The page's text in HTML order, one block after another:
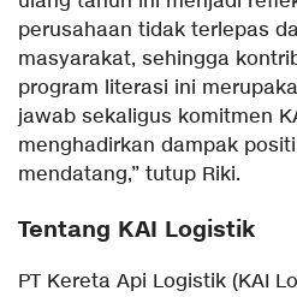
perusahaan tidak terlepas
masyarakat, sehingga
program literasi ini
jawab sekaligus komitmen
menghadirkan dampak
mendatang,” tutup Riki.
Tentang KAI Logistik
PT Kereta Api Logistik (KAI